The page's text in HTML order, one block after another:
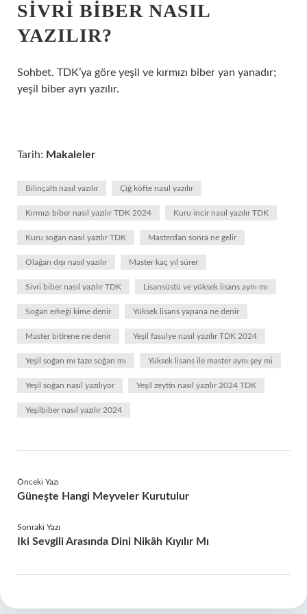
SIVRI BIBER NASIL
YAZILIR?
Sohbet. TDK’ya göre yeşil ve kırmızı biber yan yanadır;
yeşil biber ayrı yazılır.
Tarih: Makaleler
Bilinçaltı nasıl yazılır Çiğ köfte nasıl yazılır
Kırmızı biber nasıl yazılır TDK 2024 Kuru incir nasıl yazılır TDK
Kuru soğan nasıl yazılır TDK Masterdan sonra ne gelir
Olağan dışı nasıl yazılır Master kaç yıl sürer
Sivri biber nasıl yazılır TDK Lisansüstü ve yüksek lisans aynı mı
Soğan erkeği kime denir Yüksek lisans yapana ne denir
Master bitirene ne denir Yeşil fasulye nasıl yazılır TDK 2024
Yeşil soğan mı taze soğan mı Yüksek lisans ile master aynı şey mi
Yeşil soğan nasıl yazılıyor Yeşil zeytin nasıl yazılır 2024 TDK
Yeşilbiber nasıl yazılır 2024
Önceki Yazı
Güneşte Hangi Meyveler Kurutulur
Sonraki Yazı
Iki Sevgili Arasında Dini Nikâh Kıyılır Mı